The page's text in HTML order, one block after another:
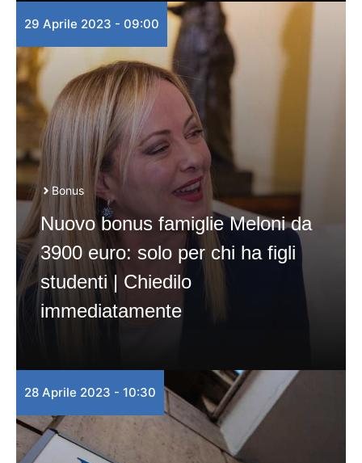
29 Aprile 2023 - 09:00
Bonus
Nuovo bonus famiglie Meloni da
3900 euro: solo per chi ha figli
studenti | Chiedilo
immediatamente
28 Aprile 2023 - 10:30